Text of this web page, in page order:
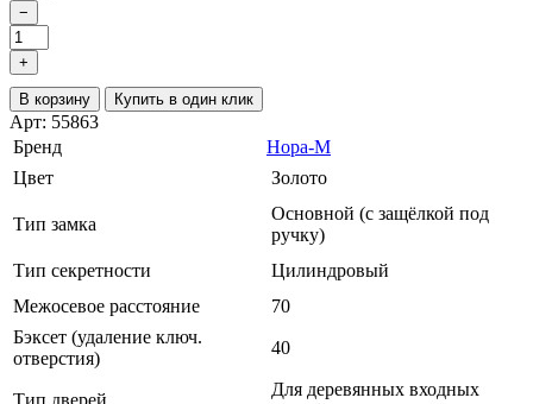
−
+
В корзину Купить в один клик
Арт: 55863
Бренд
Нора-М
Цвет
Золото
Тип замка
Основной (с защёлкой под
ручку)
Тип секретности
Цилиндровый
Межосевое расстояние
70
Бэксет (удаление ключ.
отверстия)
40
Тип дверей
Для деревянных входных